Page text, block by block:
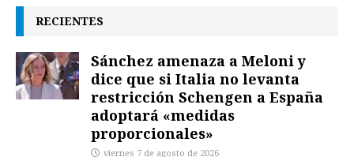
RECIENTES
Sánchez amenaza a Meloni y
dice que si Italia no levanta
restricción Schengen a España
adoptará «medidas
proporcionales»
viernes 7 de agosto de 2026